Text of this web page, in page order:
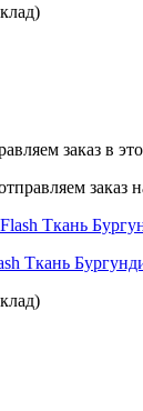
заказ в
заказ
Ткань